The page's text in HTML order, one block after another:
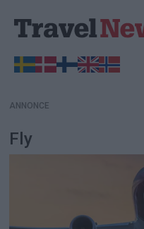
ANNONCE
Fly